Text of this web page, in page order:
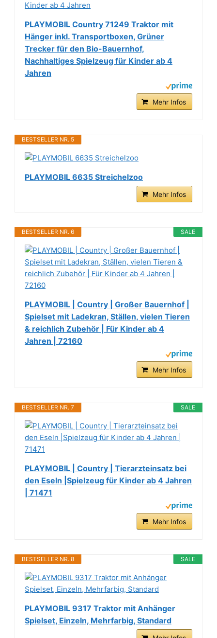
PLAYMOBIL Country 71249 Traktor mit
Hänger inkl. Transportboxen, Grüner
Trecker für den Bio-Bauernhof,
Nachhaltiges Spielzeug für Kinder ab 4
Jahren
Mehr Infos
BESTSELLER NR. 5
PLAYMOBIL 6635 Streichelzoo
Mehr Infos
SALE
BESTSELLER NR. 6
PLAYMOBIL | Country | Großer Bauernhof |
Spielset mit Ladekran, Ställen, vielen Tieren
& reichlich Zubehör | Für Kinder ab 4
Jahren | 72160
Mehr Infos
SALE
BESTSELLER NR. 7
PLAYMOBIL | Country | Tierarzteinsatz bei
den Eseln |Spielzeug für Kinder ab 4 Jahren
| 71471
Mehr Infos
SALE
BESTSELLER NR. 8
PLAYMOBIL 9317 Traktor mit Anhänger
Spielset, Einzeln, Mehrfarbig, Standard